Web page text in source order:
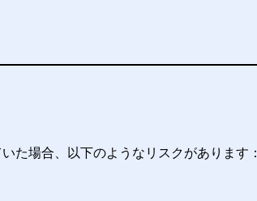
た場合、以下のようなリスクがあります：